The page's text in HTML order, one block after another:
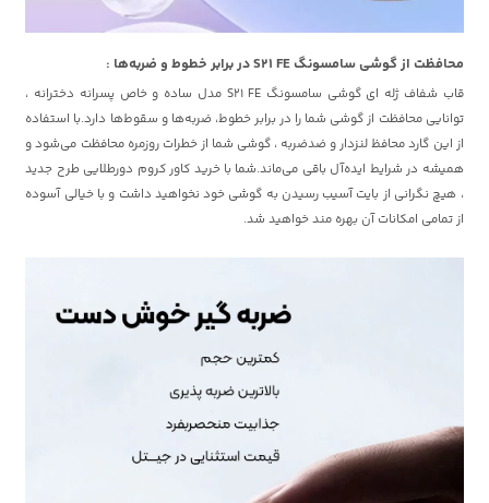
محافظت از گوشی سامسونگ S21 FE در برابر خطوط و ضربه‌ها :
قاب شفاف ژله ای گوشی سامسونگ S21 FE مدل ساده و خاص پسرانه دخترانه ،
توانایی محافظت از گوشی شما را در برابر خطوط، ضربه‌ها و سقوط‌ها دارد.با استفاده
از این گارد محافظ لنزدار و ضدضربه ، گوشی شما از خطرات روزمره محافظت می‌شود و
همیشه در شرایط ایده‌آل باقی می‌ماند.شما با خرید کاور کروم دورطلایی طرح جدید
، هیچ نگرانی از بایت آسیب رسیدن به گوشی خود نخواهید داشت و با خیالی آسوده
از تمامی امکانات آن بهره مند خواهید شد.